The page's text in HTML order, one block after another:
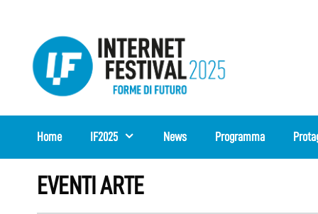
contenuto
Home IF2025 News Programma
EVENTI ARTE